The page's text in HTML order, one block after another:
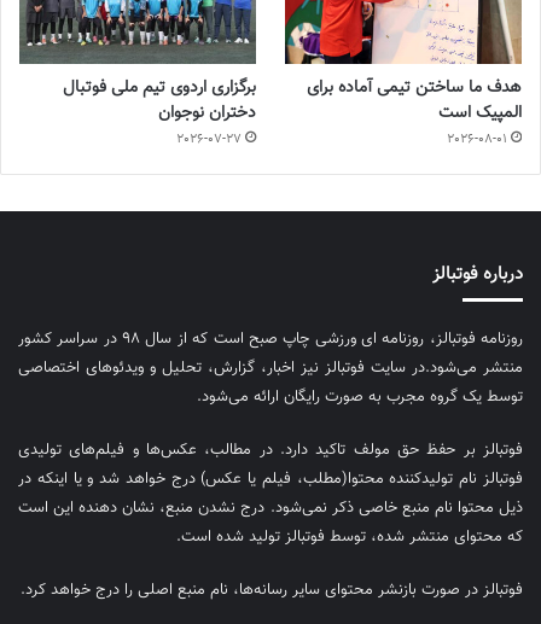
هدف ما ساختن تیمی آماده برای
المپیک است
2026-08-01
برگزاری اردوی تیم ملی فوتبال
دختران نوجوان
2026-07-27
درباره فوتبالز
روزنامه فوتبالز، روزنامه ای ورزشی چاپ صبح است که از سال ۹۸ در سراسر کشور
منتشر می‌شود.در سایت فوتبالز نیز اخبار، گزارش، تحلیل و ویدئوهای اختصاصی
توسط یک گروه مجرب به صورت رایگان ارائه می‌شود.
فوتبالز بر حفظ حق مولف تاکید دارد. در مطالب، عکس‌ها و فیلم‌های تولیدی
فوتبالز نام تولیدکننده محتوا(مطلب، فیلم یا عکس) درج خواهد شد و یا اینکه در
ذیل محتوا نام منبع خاصی ذکر نمی‌‎شود. درج نشدن منبع، نشان دهنده این است
که محتوای منتشر شده، توسط فوتبالز تولید شده است.
فوتبالز در صورت بازنشر محتوای سایر رسانه‌ها، نام منبع اصلی را درج خواهد کرد.